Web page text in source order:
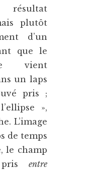
plutôt
d’un
que le
vient
un laps
pris ;
»,
L’image
de temps
le champ
prisentre